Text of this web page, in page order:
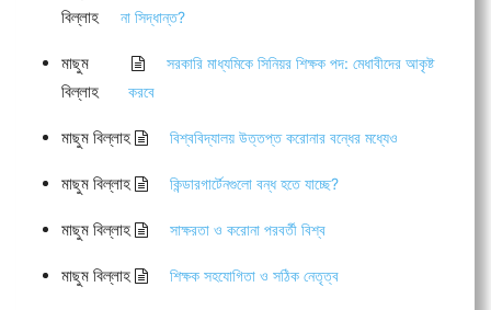
বিল্লাহ
না সিদ্ধান্ত?
মাছুম
বিল্লাহ
সরকারি মাধ্যমিকে সিনিয়র শিক্ষক পদ: মেধাবীদের আকৃষ্ট
করবে
মাছুম বিল্লাহ বিশ্ববিদ্যালয় উত্তপ্ত করোনার বন্ধের মধ্যেও
মাছুম বিল্লাহ কিন্ডারগার্টেনগুলো বন্ধ হতে যাচ্ছে?
মাছুম বিল্লাহ সাক্ষরতা ও করোনা পরবর্তী বিশ্ব
মাছুম বিল্লাহ শিক্ষক সহযোগিতা ও সঠিক নেতৃত্ব